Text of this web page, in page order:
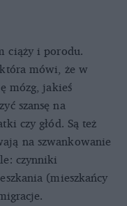
ciąży i porodu.
mówi, że w
mózg, jakieś
szansę na
czy głód. Są też
na szwankowanie
czynniki
(mieszkańcy